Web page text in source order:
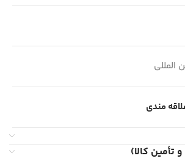
المللی
مندی
تأمین کالا)